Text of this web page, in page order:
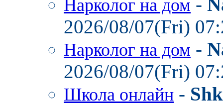
Нарколог на дом
2026/08/07(Fri)
Нарколог на дом -
2026/08/07(Fri)
Школа онлайн -